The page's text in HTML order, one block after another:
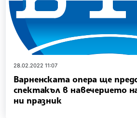
28.02.2022 11:07
Варненската опера ще
спектакъл в навечерието
ни празник